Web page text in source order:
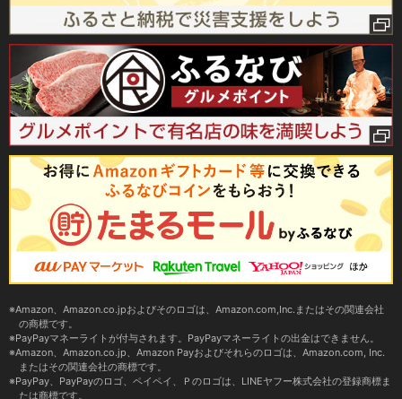
Amazon、Amazon.co.jpおよびそのロゴは、Amazon.com,Inc.またはその関連会社
の商標です。
PayPayマネーライトが付与されます。PayPayマネーライトの出金はできません。
Amazon、Amazon.co.jp、Amazon Payおよびそれらのロゴは、Amazon.com, Inc.
またはその関連会社の商標です。
PayPay、PayPayのロゴ、ペイペイ、Ｐのロゴは、LINEヤフー株式会社の登録商標ま
たは商標です。